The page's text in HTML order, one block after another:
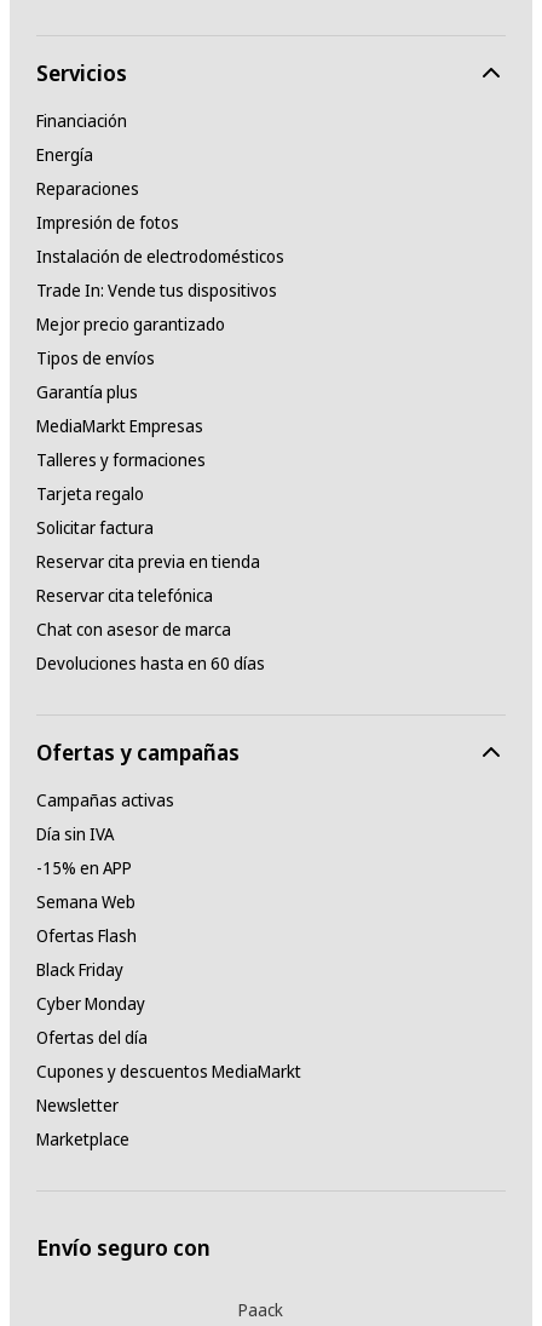
Servicios
Financiación
Energía
Reparaciones
Impresión de fotos
Instalación de electrodomésticos
Trade In: Vende tus dispositivos
Mejor precio garantizado
Tipos de envíos
Garantía plus
MediaMarkt Empresas
Talleres y formaciones
Tarjeta regalo
Solicitar factura
Reservar cita previa en tienda
Reservar cita telefónica
Chat con asesor de marca
Devoluciones hasta en 60 días
Ofertas y campañas
Campañas activas
Día sin IVA
-15% en APP
Semana Web
Ofertas Flash
Black Friday
Cyber Monday
Ofertas del día
Cupones y descuentos MediaMarkt
Newsletter
Marketplace
Envío seguro con
Paack